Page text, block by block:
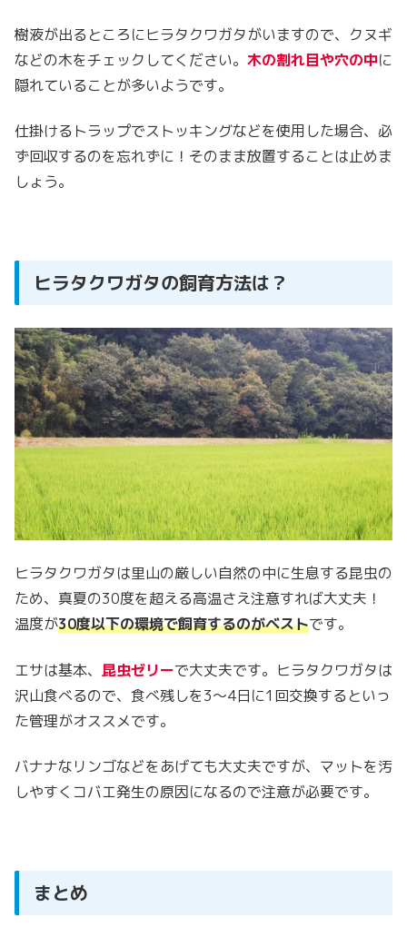
樹液が出るところにヒラタクワガタがいますので、クヌギ
などの木をチェックしてください。 木の割れ目や穴の中に
隠れていることが多いようです。
仕掛けるトラップでストッキングなどを使用した場合、必
ず回収するのを忘れずに！そのまま放置することは止めま
しょう。
ヒラタクワガタの飼育方法は？
ヒラタクワガタは里山の厳しい自然の中に生息する昆虫の
ため、真夏の30度を超える高温さえ注意すれば大丈夫！
温度が30度以下の環境で飼育するのがベストです。
エサは基本、 昆虫ゼリーで大丈夫です。ヒラタクワガタは
沢山食べるので、食べ残しを3～4日に1回交換するといっ
た管理がオススメです。
バナナなリンゴなどをあげても大丈夫ですが、マットを汚
しやすくコバエ発生の原因になるので注意が必要です。
まとめ